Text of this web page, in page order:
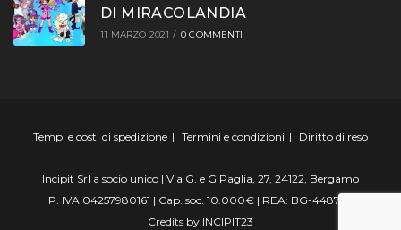
DI MIRACOLANDIA
11 MARZO 2021 / 0 COMMENTI
Tempi e costi di spedizione Termini e condizioni Diritto di reso
Incipit Srl a socio unico | Via G. e G Paglia, 27, 24122, Bergamo
P. IVA 04257980161 | Cap. soc. 10.000€ | REA: BG-448799
Credits by INCIPIT23